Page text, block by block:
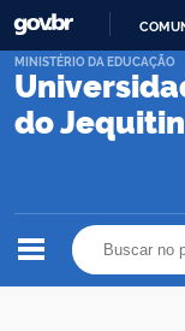
do
MINISTÉRIO DA EDUCAÇÃO